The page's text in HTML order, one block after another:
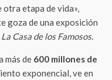
etapa de vida»,
goza de una exposición
La Casa de los Famosos.
más de 600 millones de
exponencial, ve en